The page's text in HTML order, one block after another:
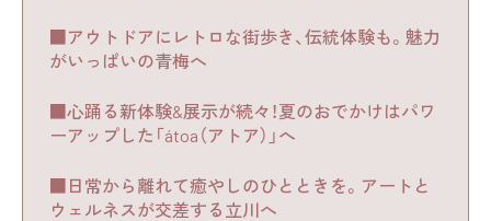
■アウトドアにレトロな街歩き、伝統体験も。魅力
がいっぱいの青梅へ
■心踊る新体験&展示が続々！夏のおでかけはパワ
ーアップした「átoa（アトア）」へ
■日常から離れて癒やしのひとときを。アートと
ウェルネスが交差する立川へ